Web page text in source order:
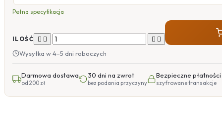
Pełna specyfikacja
ILOŚĆ    
Wysyłka w 4–5 dni roboczych
Darmowa dostawa
od 200 zł
30 dni na zwrot
bez podania przyczyny
Bezpieczne płatności
szyfrowane transakcje